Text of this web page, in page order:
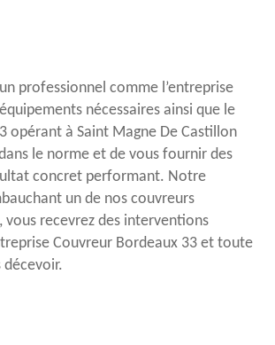
professionnel comme l’entreprise
nécessaires ainsi que le
opérant à Saint Magne De Castillon
le norme et de vous fournir des
concret performant. Notre
un de nos couvreurs
vous recevrez des interventions
Couvreur Bordeaux 33 et toute